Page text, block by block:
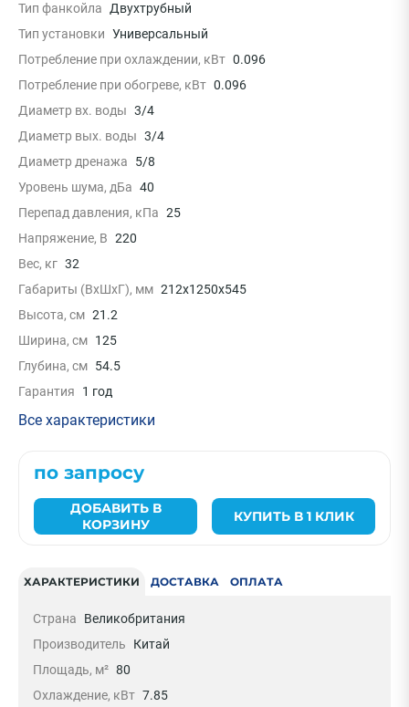
Тип фанкойла
Двухтрубный
Тип установки Универсальный
Потребление при охлаждении, кВт 0.096
Потребление при обогреве, кВт 0.096
Диаметр вх. воды 3/4
Диаметр вых. воды 3/4
Диаметр дренажа
5/8
Уровень шума, дБа 40
Перепад давления, кПа 25
Напряжение, В 220
Вес, кг 32
Габариты (ВxШxГ), мм 212x1250x545
Высота, см 21.2
Ширина, см 125
Глубина, см 54.5
Гарантия
1 год
Все характеристики
по запросу
ДОБАВИТЬ В
КОРЗИНУ
КУПИТЬ В 1 КЛИК
ХАРАКТЕРИСТИКИ ДОСТАВКА ОПЛАТА
Страна
Великобритания
Производитель
Китай
Площадь, м² 80
Охлаждение, кВт 7.85